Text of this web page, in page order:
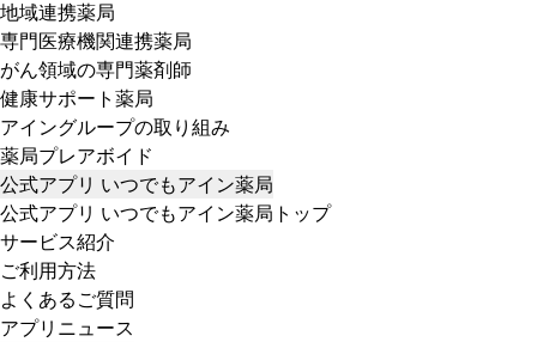
地域連携薬局
専門医療機関連携薬局
がん領域の専門薬剤師
健康サポート薬局
アイングループの取り組み
薬局プレアボイド
公式アプリ いつでもアイン薬局
公式アプリ いつでもアイン薬局トップ
サービス紹介
ご利用方法
よくあるご質問
アプリニュース